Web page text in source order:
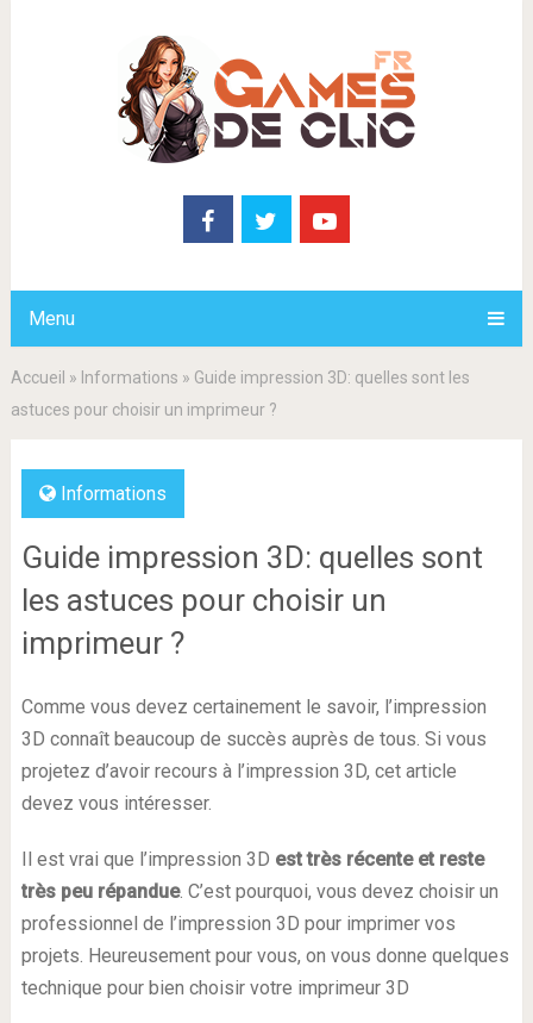
Menu
Accueil » Informations » Guide impression 3D: quelles sont les
astuces pour choisir un imprimeur ?
Informations
Guide impression 3D: quelles sont
les astuces pour choisir un
imprimeur ?
Comme vous devez certainement le savoir, l’impression
3D connaît beaucoup de succès auprès de tous. Si vous
projetez d’avoir recours à l’impression 3D, cet article
devez vous intéresser.
Il est vrai que l’impression 3D est très récente et reste
très peu répandue. C’est pourquoi, vous devez choisir un
professionnel de l’impression 3D pour imprimer vos
projets. Heureusement pour vous, on vous donne quelques
technique pour bien choisir votre imprimeur 3D